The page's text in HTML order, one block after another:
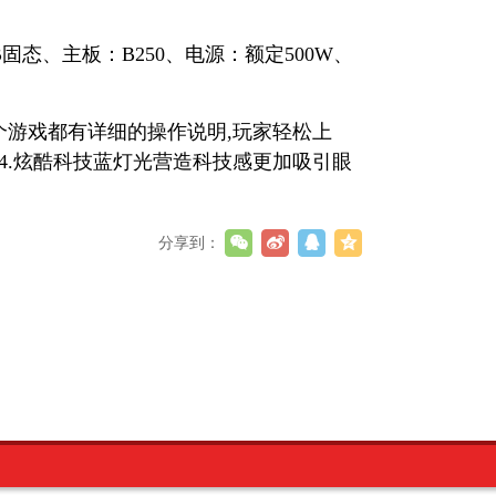
态、主板：B250、电源：额定500W、
戏都有详细的操作说明,玩家轻松上
炫酷科技蓝灯光营造科技感更加吸引眼
分享到：